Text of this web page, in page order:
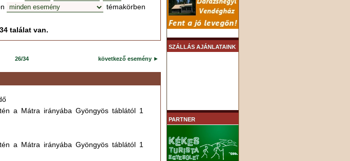
témakörben
találat van.
26/34 következő esemény ►
a Mátra irányába Gyöngyös táblától 1
a Mátra irányába Gyöngyös táblától 1
SZÁLLÁS AJÁNLATAINK
PARTNER